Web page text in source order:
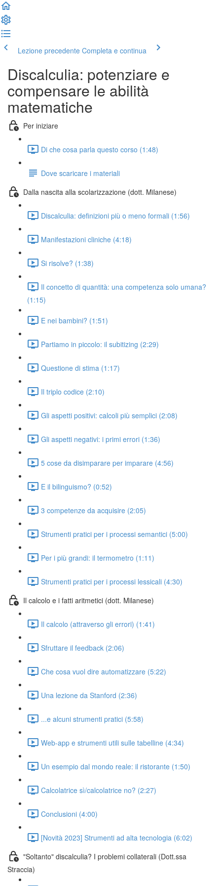
Lezione precedente Completa e continua
Discalculia: potenziare e
compensare le abilità
matematiche
Per iniziare
Di che cosa parla questo corso (1:48)
Dove scaricare i materiali
Dalla nascita alla scolarizzazione (dott. Milanese)
Discalculia: definizioni più o meno formali (1:56)
Manifestazioni cliniche (4:18)
Si risolve? (1:38)
Il concetto di quantità: una competenza solo umana?
(1:15)
E nei bambini? (1:51)
Partiamo in piccolo: il subitizing (2:29)
Questione di stima (1:17)
Il triplo codice (2:10)
Gli aspetti positivi: calcoli più semplici (2:08)
Gli aspetti negativi: i primi errori (1:36)
5 cose da disimparare per imparare (4:56)
E il bilinguismo? (0:52)
3 competenze da acquisire (2:05)
Strumenti pratici per i processi semantici (5:00)
Per i più grandi: il termometro (1:11)
Strumenti pratici per i processi lessicali (4:30)
Il calcolo e i fatti aritmetici (dott. Milanese)
Il calcolo (attraverso gli errori) (1:41)
Sfruttare il feedback (2:06)
Che cosa vuol dire automatizzare (5:22)
Una lezione da Stanford (2:36)
...e alcuni strumenti pratici (5:58)
Web-app e strumenti utili sulle tabelline (4:34)
Un esempio dal mondo reale: il ristorante (1:50)
Calcolatrice sì/calcolatrice no? (2:27)
Conclusioni (4:00)
[Novità 2023] Strumenti ad alta tecnologia (6:02)
"Soltanto" discalculia? I problemi collaterali (Dott.ssa
Straccia)